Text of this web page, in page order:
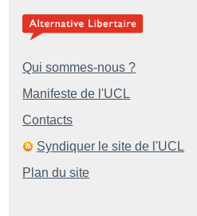
Qui sommes-nous ?
Manifeste de l'UCL
Contacts
Syndiquer le site de l'UCL
Plan du site